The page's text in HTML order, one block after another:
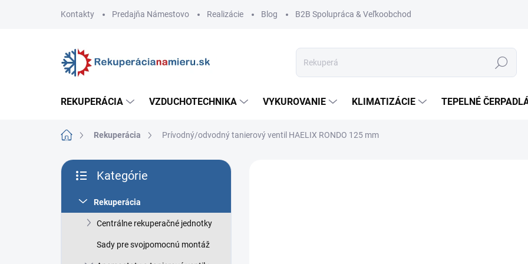
Kontakty Predajňa Námestovo Realizácie Blog B2B Spolupráca & Veľkoobchod
Hľadať
REKUPERÁCIA VZDUCHOTECHNIKA VYKUROVANIE KLIMATIZÁCIE TEPELNÉ
DomovRekuperácia Prívodný/odvodný tanierový ventil HAELIX RONDO 125 mm
B
ý
Kategórie
Rekuperácia
Centrálne rekuperačné jednotky
Sady pre svojpomocnú montáž